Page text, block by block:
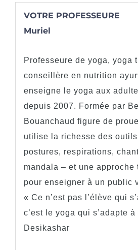
VOTRE PROFESSEURE
Muriel
Professeure de yoga, yoga
conseillère en nutrition
enseigne le yoga aux
depuis 2007. Formée par
Bouanchaud figure de
utilise la richesse des
postures, respirations,
mandala – et une approche
pour enseigner à un public
« Ce n’est pas l’élève qui
c’est le yoga qui s’adapte
Desikashar